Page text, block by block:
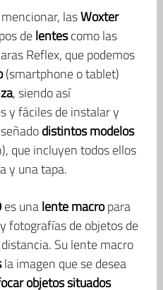
lasWoxter
delentescomo las
Reflex, que podemos
(smartphone o tablet)
, siendo así
y fáciles de instalar y
distintos modelos
que incluyen todos ellos
y una tapa.
es unalente macropara
fotografías de objetos de
Su lente macro
la imagen que se desea
objetos situados